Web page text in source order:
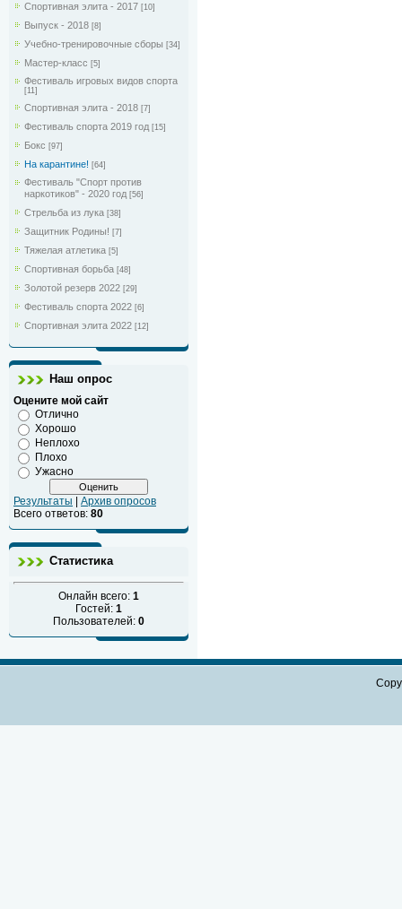
Спортивная элита - 2017 [10]
Выпуск - 2018 [8]
Учебно-тренировочные сборы [34]
Мастер-класс [5]
Фестиваль игровых видов спорта
[11]
Спортивная элита - 2018 [7]
Фестиваль спорта 2019 год [15]
Бокс [97]
На карантине! [64]
Фестиваль "Спорт против
наркотиков" - 2020 год [56]
Стрельба из лука [38]
Защитник Родины! [7]
Тяжелая атлетика [5]
Спортивная борьба [48]
Золотой резерв 2022 [29]
Фестиваль спорта 2022 [6]
Спортивная элита 2022 [12]
Наш опрос
Оцените мой сайт
Отлично
Хорошо
Неплохо
Плохо
Ужасно
Результаты
Архив опросов
Всего ответов: 80
Статистика
Онлайн всего: 1
Гостей: 1
Пользователей: 0